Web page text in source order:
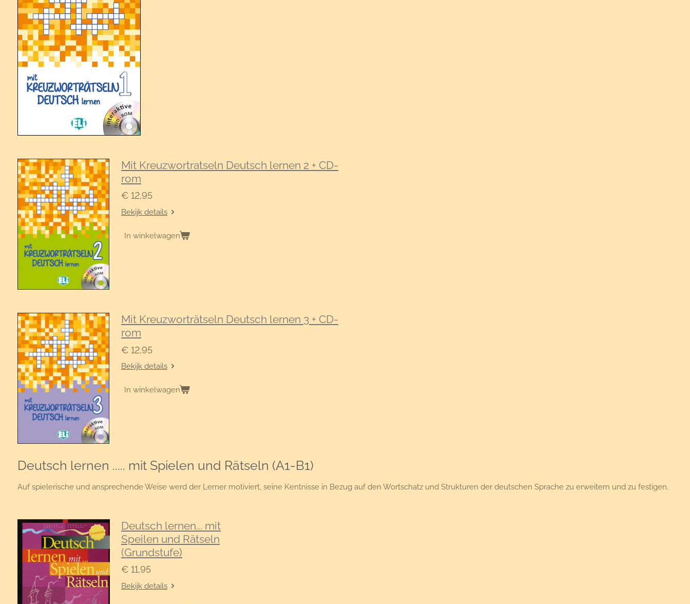
Mit Kreuzwortratseln Deutsch lernen 2 + CD-
rom
€ 12,95
Bekijk details
In winkelwagen
Mit Kreuzworträtseln Deutsch lernen 3 + CD-
rom
€ 12,95
Bekijk details
In winkelwagen
Deutsch lernen ..... mit Spielen und Rätseln (A1-B1)
Auf spielerische und ansprechende Weise werd der Lerner motiviert, seine Kentnisse in Bezug auf den Wortschatz und Strukturen der deutschen Sprache zu erweitern und zu festigen.
Deutsch lernen... mit
Speilen und Rätseln
(Grundstufe)
€ 11,95
Bekijk details